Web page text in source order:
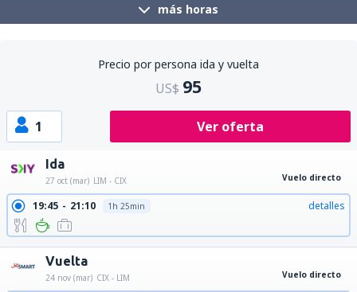
más horas
Precio por persona ida y vuelta
US$ 95
1 Ver oferta
Ida
27 oct (mar) LIM - CIX Vuelo directo
19:45 21:10 1h 25min detalles
Vuelta
24 nov (mar) CIX - LIM Vuelo directo